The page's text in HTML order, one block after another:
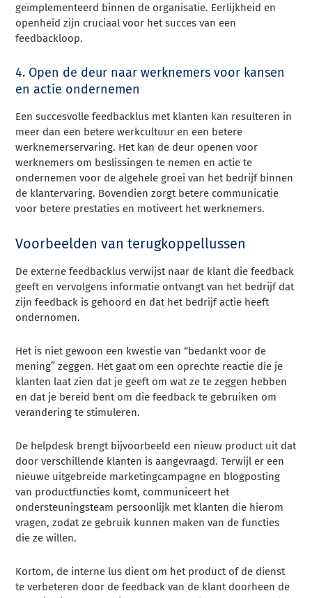
geïmplementeerd binnen de organisatie. Eerlijkheid en
openheid zijn cruciaal voor het succes van een
feedbackloop.
4. Open de deur naar werknemers voor kansen
en actie ondernemen
Een succesvolle feedbacklus met klanten kan resulteren in
meer dan een betere werkcultuur en een betere
werknemerservaring. Het kan de deur openen voor
werknemers om beslissingen te nemen en actie te
ondernemen voor de algehele groei van het bedrijf binnen
de klantervaring. Bovendien zorgt betere communicatie
voor betere prestaties en motiveert het werknemers.
Voorbeelden van terugkoppellussen
De externe feedbacklus verwijst naar de klant die feedback
geeft en vervolgens informatie ontvangt van het bedrijf dat
zijn feedback is gehoord en dat het bedrijf actie heeft
ondernomen.
Het is niet gewoon een kwestie van “bedankt voor de
mening” zeggen. Het gaat om een oprechte reactie die je
klanten laat zien dat je geeft om wat ze te zeggen hebben
en dat je bereid bent om die feedback te gebruiken om
verandering te stimuleren.
De helpdesk brengt bijvoorbeeld een nieuw product uit dat
door verschillende klanten is aangevraagd. Terwijl er een
nieuwe uitgebreide marketingcampagne en blogposting
van productfuncties komt, communiceert het
ondersteuningsteam persoonlijk met klanten die hierom
vragen, zodat ze gebruik kunnen maken van de functies
die ze willen.
Kortom, de interne lus dient om het product of de dienst
te verbeteren door de feedback van de klant doorheen de